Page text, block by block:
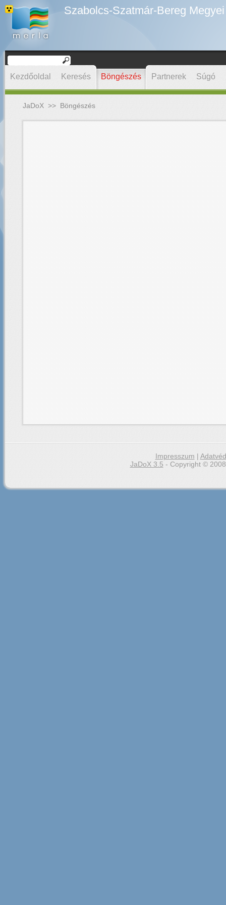
Szabolcs-Szatmár-Bereg
Kezdőoldal Keresés Böngészés Partnerek Súgó
JaDoX >> Böngészés
Impresszum |
JaDoX 3.5 - Copyright ©